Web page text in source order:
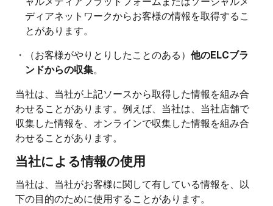
ディアネットワークからお客様の情報を取得するこ
とがあります。
・（お客様がやりとりしたことのある） 他のELCブラ
ンドからの収集。
当社は、当社が上記ソースから取得した情報を組み合
わせることがあります。例えば、当社は、当社店舗で
収集した情報を、オンラインで収集した情報を組み合
わせることがあります。
当社による情報の使用
当社は、当社がお客様に関して有している情報を、以
下の目的のために使用することがあります。